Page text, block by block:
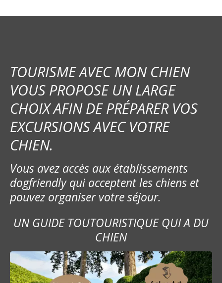
TOURISME AVEC MON CHIEN
VOUS PROPOSE UN LARGE
CHOIX AFIN DE PRÉPARER VOS
EXCURSIONS AVEC VOTRE
CHIEN.
Vous avez accès aux établissements
dogfriendly qui acceptent les chiens et
pouvez organiser votre séjour.
UN GUIDE TOUTOURISTIQUE QUI A DU
CHIEN